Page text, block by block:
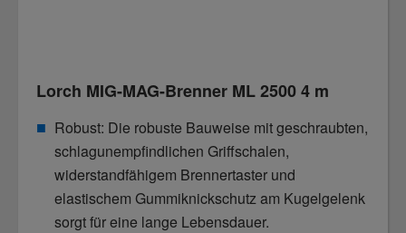
Lorch MIG-MAG-Brenner ML 2500 4 m
Robust: Die robuste Bauweise mit geschraubten,
schlagunempfindlichen Griffschalen,
widerstandfähigem Brennertaster und
elastischem Gummiknickschutz am Kugelgelenk
sorgt für eine lange Lebensdauer.